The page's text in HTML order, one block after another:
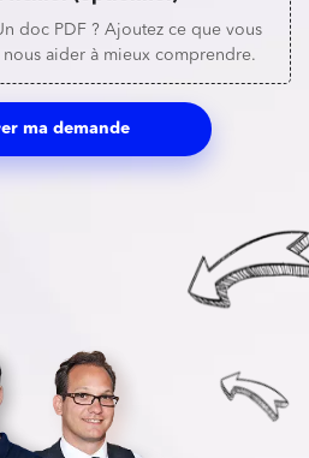
doc PDF ? Ajoutez ce que vous
nous aider à mieux comprendre.
ma demande